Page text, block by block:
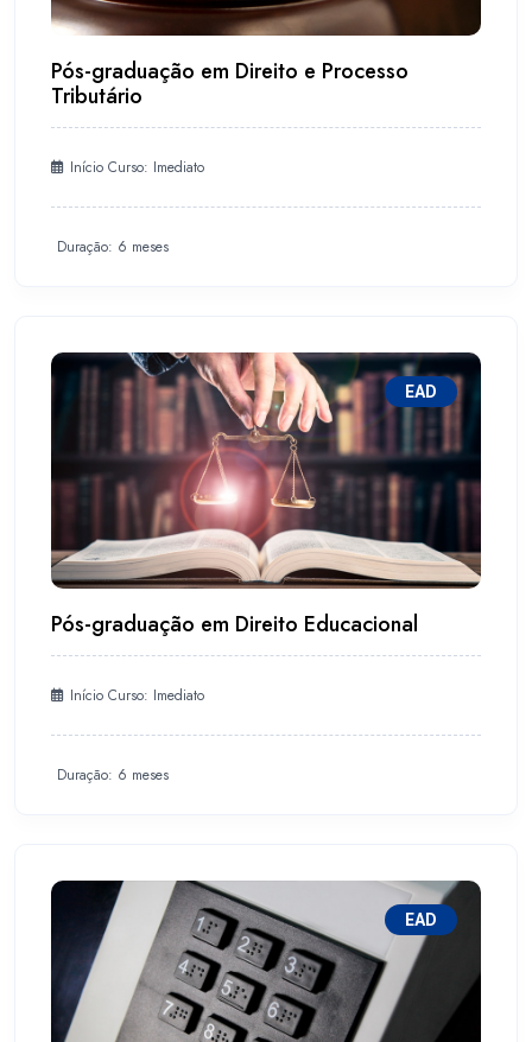
Pós-graduação em Direito e Processo
Tributário
Início Curso: Imediato
Duração: 6 meses
EAD
Pós-graduação em Direito Educacional
Início Curso: Imediato
Duração: 6 meses
EAD